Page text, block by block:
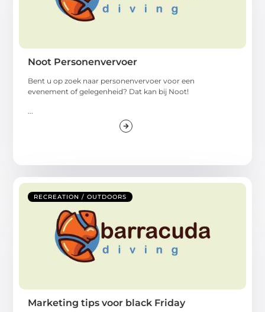
Noot Personenvervoer
Bent u op zoek naar personenvervoer voor een
evenement of gelegenheid? Dat kan bij Noot!
RECREATION / OUTDOORS
Marketing tips voor black Friday